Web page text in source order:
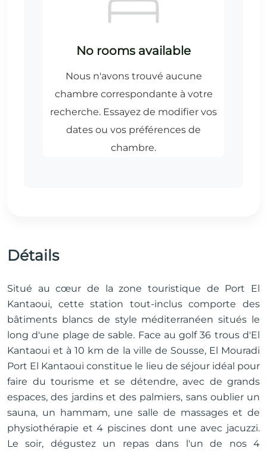
Détails
Situé au cœur de la zone touristique de Port El
Kantaoui, cette station tout-inclus comporte des
bâtiments blancs de style méditerranéen situés le
long d'une plage de sable. Face au golf 36 trous d'El
Kantaoui et à 10 km de la ville de Sousse, El Mouradi
Port El Kantaoui constitue le lieu de séjour idéal pour
faire du tourisme et se détendre, avec de grands
espaces, des jardins et des palmiers, sans oublier un
sauna, un hammam, une salle de massages et de
physiothérapie et 4 piscines dont une avec jacuzzi.
Le soir, dégustez un repas dans l'un de nos 4